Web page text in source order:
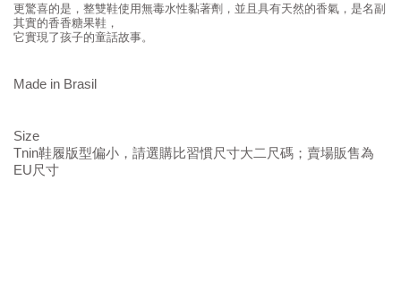
更驚喜的是，整雙鞋使用無毒水性黏著劑，並且具有天然的香氣，是名副
其實的香香糖果鞋，
它實現了孩子的童話故事。
Made in Brasil
Size
Tnin鞋履版型偏小，請選購比習慣尺寸大二尺碼；賣場販售為
EU尺寸